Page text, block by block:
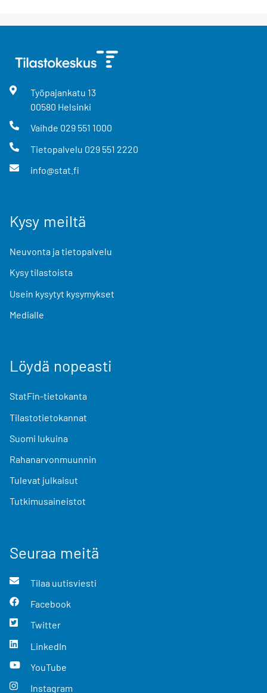
Työpajankatu 13
00580 Helsinki
Vaihde 029 551 1000
Tietopalvelu 029 551 2220
info@stat.fi
Kysy meiltä
Neuvonta ja tietopalvelu
Kysy tilastoista
Usein kysytyt kysymykset
Medialle
Löydä nopeasti
StatFin-tietokanta
Tilastotietokannat
Suomi lukuina
Rahanarvonmuunnin
Tulevat julkaisut
Tutkimusaineistot
Seuraa meitä
Tilaa uutisviesti
Facebook
Twitter
LinkedIn
YouTube
Instagram